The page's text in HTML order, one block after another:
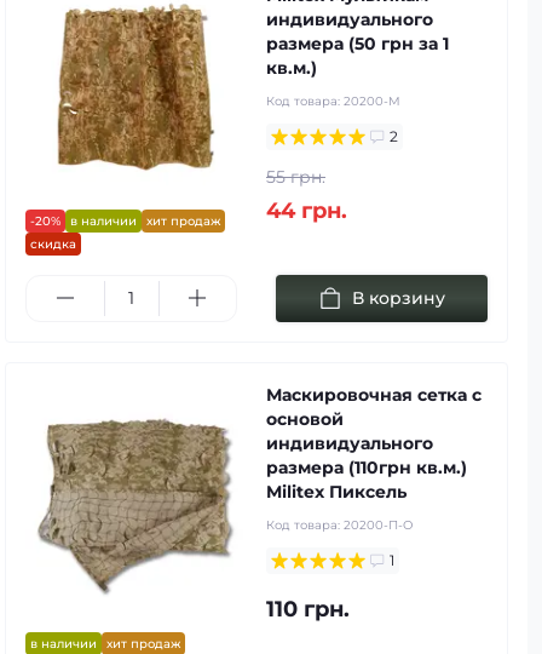
-20% в наличии
хит продаж
скидка
индивидуального
размера (50 грн за 1
кв.м.)
Код товара: 20200-М
2
55 грн.
44 грн.
В корзину
в наличии хит продаж
Маскировочная сетка с
основой
индивидуального
размера (110грн кв.м.)
Militex Пиксель
Код товара: 20200-П-О
1
110 грн.